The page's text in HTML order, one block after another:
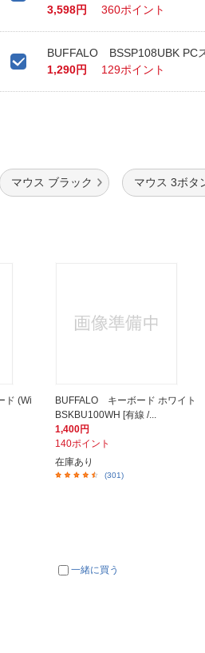
3,598円
360ポイント
BUFFALO BSSP108UBK PC
1,290円
129ポイント
マウス ブラック マウス 3ボタ
ド (Wi
BUFFALO キーボード ホワイト
BSKBU100WH [有線 /...
1,400円
140ポイント
在庫あり
(301)
一緒に買う